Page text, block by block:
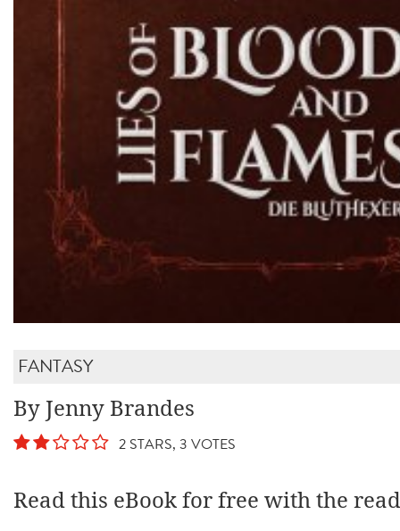
FANTASY
By Jenny Brandes
2 STARS, 3 VOTES
Read this eBook for free with the